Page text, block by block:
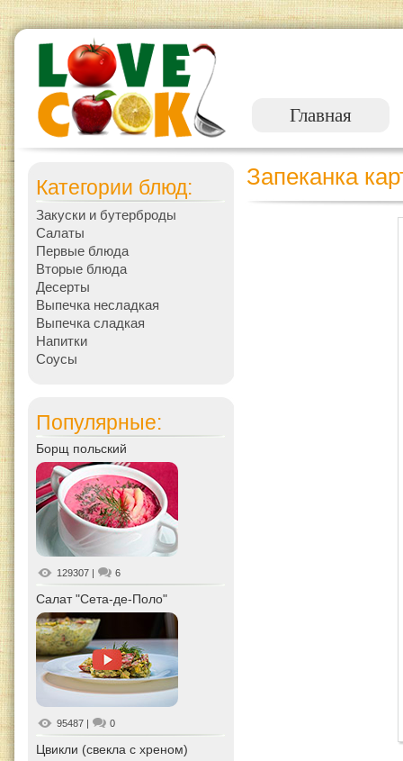
Главная
Категории блюд:
Закуски и бутерброды
Салаты
Первые блюда
Вторые блюда
Десерты
Выпечка несладкая
Выпечка сладкая
Напитки
Соусы
Популярные:
Борщ польский
129307 | 6
Салат "Сета-де-Поло"
95487 | 0
Цвикли (свекла с хреном)
Запеканка